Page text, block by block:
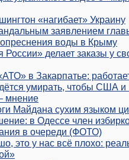
«нагибает» Украину
заявлением
воды в Крыму
делает заказы у
в Закарпатье:
умирать, чтобы США
мнение
Майдана сухим языком
в Одессе член
в очереди (ФОТО)
это у нас всё плохо: